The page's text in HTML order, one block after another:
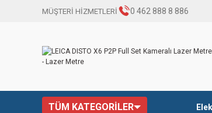
MÜŞTERİ HİZMETLERİ 0 462 888 8 886
TÜM KATEGORİLER